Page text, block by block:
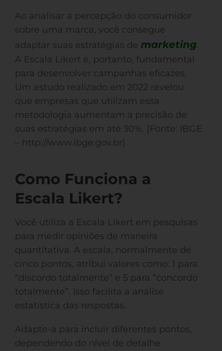
Ao analisar a percepção do consumidor
sobre uma marca, você consegue
adaptar suas estratégias de marketing.
A Escala Likert é, portanto, fundamental
para desenvolver campanhas eficazes.
Um estudo realizado em 2022 revelou
que empresas que utilizam essa
metodologia aumentam a precisão de
suas estratégias em até 30%. [Fonte: IBGE
– http://www.ibge.gov.br]
Como Funciona a
Escala Likert?
Você utiliza a Escala Likert em pesquisas
para medir opiniões de maneira
quantitativa. A escala, normalmente de
cinco pontos, atribui valores como: 1 para
“discordo totalmente” e 5 para “concordo
totalmente”. Isso facilita a análise
estatística das respostas.
Adapte-a para incluir diferentes pontos,
dependendo do nível de detalhe